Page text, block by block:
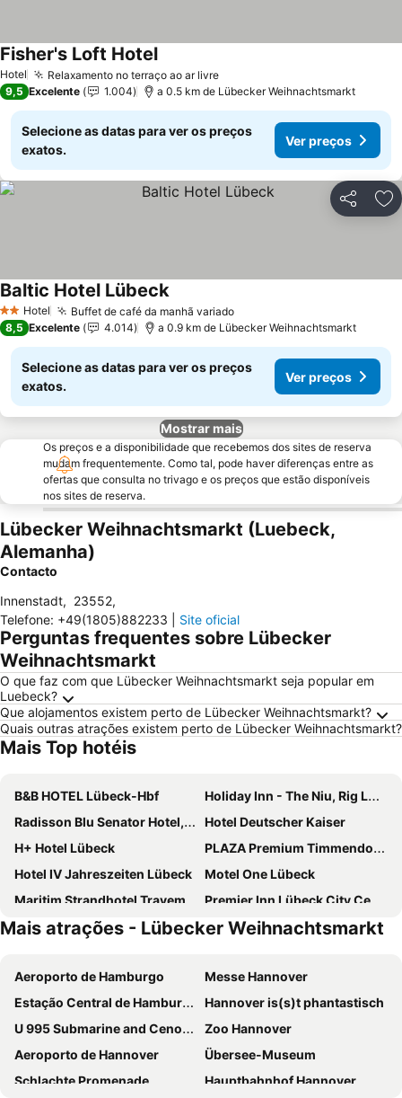
Hotel Relaxamento no terraço ao ar livre
Fisher's Loft Hotel
9,5 Excelente 1.004 a 0.5 km de Lübecker Weihnachtsmarkt
Selecione as datas para ver os preços
exatos.
Ver preços
Partilhar
2 Estrelas
Hotel Buffet de café da manhã variado
Baltic Hotel Lübeck
8,5 Excelente 4.014 a 0.9 km de Lübecker Weihnachtsmarkt
Selecione as datas para ver os preços
exatos.
Ver preços
Mostrar mais
Os preços e a disponibilidade que recebemos dos sites de reserva
mudam frequentemente. Como tal, pode haver diferenças entre as
ofertas que consulta no trivago e os preços que estão disponíveis
nos sites de reserva.
Lübecker Weihnachtsmarkt (Luebeck,
Alemanha)
Contacto
Innenstadt, 23552,
Telefone: +49(1805)882233 Site oficial
Perguntas frequentes sobre Lübecker
Weihnachtsmarkt
O que faz com que Lübecker Weihnachtsmarkt seja popular em
Luebeck?
Que alojamentos existem perto de Lübecker Weihnachtsmarkt?
Quais outras atrações existem perto de Lübecker Weihnachtsmarkt?
Mais Top hotéis
B&B HOTEL Lübeck-Hbf
Holiday Inn - The Niu, Rig LÜbeck By Ihg
Radisson Blu Senator Hotel, Lübeck
Hotel Deutscher Kaiser
H+ Hotel Lübeck
PLAZA Premium Timmendorfer Strand
Hotel IV Jahreszeiten Lübeck
Motel One Lübeck
Maritim Strandhotel Travemünde
Premier Inn Lübeck City Centre
ATLANTIC Grand Hotel Travemünde
IntercityHotel Lübeck
Premier Inn Lübeck City Stadtgraben
Hotel Seestern
Hotel Schweizerhaus
Traveller Hotel Lübeck
Hotel Lübecker Hof
Park Inn by Radisson Lubeck
Mercure Hotel Luebeck City Center
TRYP By Wyndham Luebeck Aquamarin
Landhaus Bode
Hotel Kaiserhof
Mais atrações - Lübecker Weihnachtsmarkt
Aeroporto de Hamburgo
Messe Hannover
Estação Central de Hamburgo
Hannover is(s)t phantastisch
U 995 Submarine and Cenotaph
Zoo Hannover
Aeroporto de Hannover
Übersee-Museum
Schlachte Promenade
Hauptbahnhof Hannover